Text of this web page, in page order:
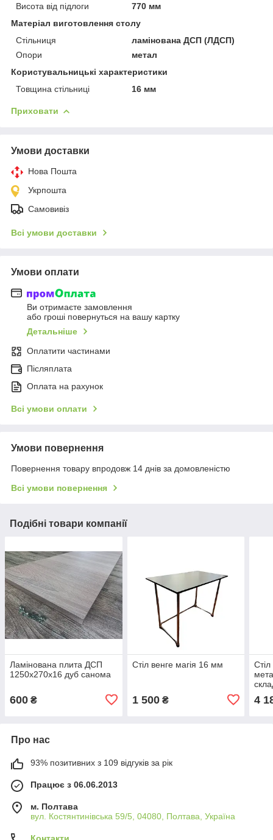
Висота від підлоги
770 мм
Матеріал виготовлення столу
Стільниця
ламінована ДСП (ЛДСП)
Опори
метал
Користувальницькі характеристики
Товщина стільниці
16 мм
Приховати
Умови доставки
Нова Пошта
Укрпошта
Самовивіз
Всі умови доставки
Умови оплати
Ви отримаєте замовлення
або гроші повернуться на вашу картку
Детальніше
Оплатити частинами
Післяплата
Оплата на рахунок
Всі умови оплати
Умови повернення
Повернення товару впродовж 14 днів за домовленістю
Всі умови повернення
Подібні товари компанії
Ламінована плита ДСП
1250х270х16 дуб санома
600 ₴
Стіл венге магія 16 мм
1 500₴ 4
Про нас
93% позитивних з 109 відгуків за рік
Працює з 06.06.2013
м. Полтава
вул. Костянтинівська 59/5, 04080, Полтава, Україна
Контакти